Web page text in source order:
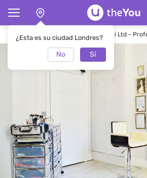
¿Esta es su ciudad Londres?
No Sí
Página de inicio SalónJames Adisai Ltd -